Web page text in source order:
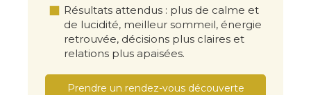
Résultats attendus : plus de calme et
de lucidité, meilleur sommeil, énergie
retrouvée, décisions plus claires et
relations plus apaisées.
Prendre un rendez-vous découverte